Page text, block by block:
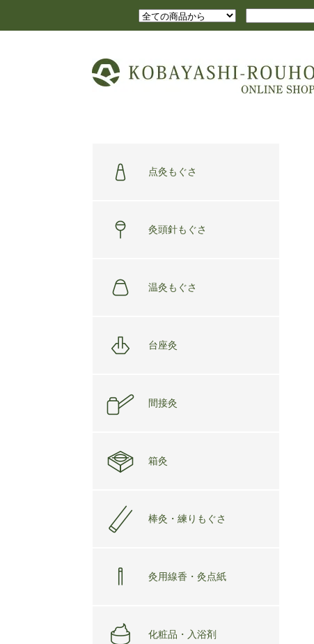
点灸もぐさ
灸頭針もぐさ
温灸もぐさ
台座灸
間接灸
箱灸
棒灸・練りもぐさ
灸用線香・灸点紙
化粧品・入浴剤